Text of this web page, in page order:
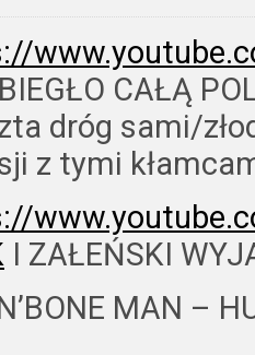
CAŁĄ
dróg sami/
z tymi
I ZAŁEŃSKI
MAN –